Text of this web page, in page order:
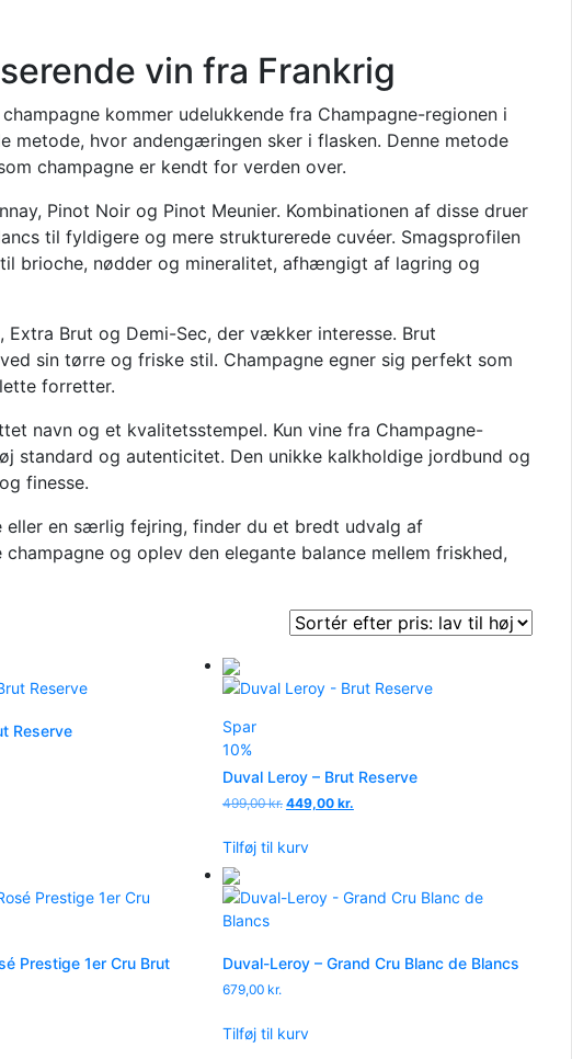
vin fra Frankrig
kommer udelukkende fra Champagne-regionen i
hvor andengæringen sker i flasken. Denne metode
champagne er kendt for verden over.
Pinot Noir og Pinot Meunier. Kombinationen af disse druer
til fyldigere og mere strukturerede cuvéer. Smagsprofilen
brioche, nødder og mineralitet, afhængigt af lagring og
Brut og Demi-Sec, der vækker interesse. Brut
sin tørre og friske stil. Champagne egner sig perfekt som
forretter.
navn og et kvalitetsstempel. Kun vine fra Champagne-
standard og autenticitet. Den unikke kalkholdige jordbund og
finesse.
eller en særlig fejring, finder du et bredt udvalg af
og oplev den elegante balance mellem friskhed,
Reserve
Spar
10%
Duval Leroy – Brut Reserve
499,00kr. Den
pris
449,00 kr.Den
Tilføj til kurv
Prestige 1er Cru Brut Duval-Leroy – Grand Cru Blanc de Blancs
679,00 kr.
Tilføj til kurv